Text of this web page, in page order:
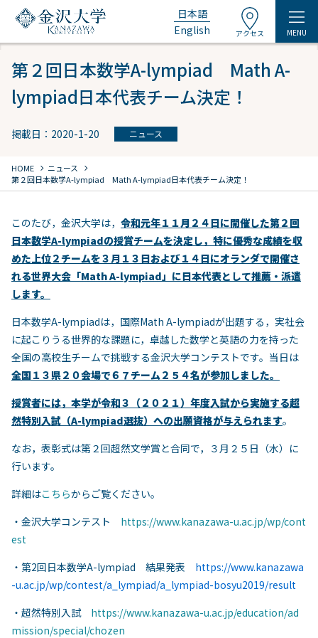
日本語
English
アクセス MENU
第２回日本数学A-lympiad Math A-
lympiad日本代表チーム決定！
掲載日：2020-1-20 ニュース
HOME chevron_right ニュース chevron_right
第２回日本数学A-lympiad Math A-lympiad日本代表チーム決定！
このたび，金沢大学は， 令和元年１１月２４日に開催した第２回
日本数学A-lympiadの授賞チームを決定し，特に優秀な成績を収
めた上位２チームを３月１３日および１４日にオランダで開催さ
れる世界大会「Math A-lympiad」に日本代表として推薦・派遣
します。
日本数学A-lympiadは，国際Math A-lympiadが出題する，実社会
に起こりうる世界的な課題に，卓越した数学と英語の力を持った
全国の高校生チームで挑戦する金沢大学コンテストです。当日は
全国１３県２０会場で６７チーム２５４名が参加しました。
授賞者には，本学が令和３（２０２１）年度入試から実施する超
然特別入試（A-lympiad選抜）への出願資格が与えられます。
なお，表彰式は第２回超然文学賞と合同で，３月２５日（水）に
行います。
詳細はこちらからご覧ください。
・金沢大学コンテスト https://www.kanazawa-u.ac.jp/wp/cont
est
・第2回日本数学A-lympiad 結果発表 https://www.kanazawa
-u.ac.jp/wp/contest/a_lympiad/a_lympiad-bosyu2019/result
・超然特別入試 https://www.kanazawa-u.ac.jp/education/ad
mission/special/chozen